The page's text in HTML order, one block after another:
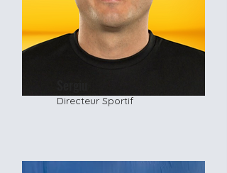
Directeur Sportif